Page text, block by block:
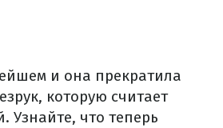
и она прекратила
которую считает
Узнайте, что теперь